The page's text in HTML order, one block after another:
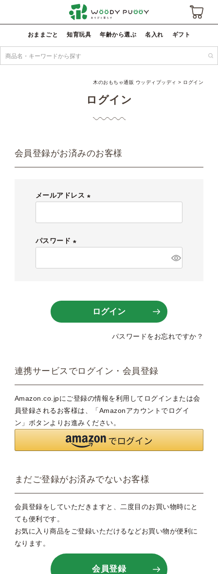
おままごと 知育玩具 年齢から選ぶ 名入れ ギフト
木のおもちゃ通販 ウッディプッディ ログイン
ログイン
会員登録がお済みのお客様
メールアドレス
必
)
パスワード
必
ログイン
パスワードをお忘れですか？
連携サービスでログイン・会員登録
Amazon.co.jpにご登録の情報を利用してログインまたは会
員登録されるお客様は、「Amazonアカウントでログイ
ン」ボタンよりお進みください。
まだご登録がお済みでないお客様
会員登録をしていただきますと、二度目のお買い物時にと
ても便利です。
お気に入り商品をご登録いただけるなどお買い物が便利に
なります。
会員登録